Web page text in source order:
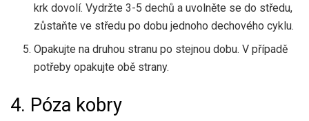
krk dovolí. Vydržte 3-5 dechů a uvolněte se do středu,
zůstaňte ve středu po dobu jednoho dechového cyklu.
Opakujte na druhou stranu po stejnou dobu. V případě
potřeby opakujte obě strany.
4. Póza kobry